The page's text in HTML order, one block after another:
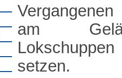
am
setzen.